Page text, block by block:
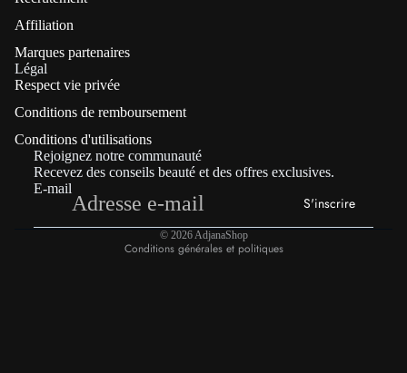
Affiliation
Marques partenaires
Légal
Respect vie privée
Conditions de remboursement
Conditions d'utilisations
Rejoignez notre communauté
Recevez des conseils beauté et des offres exclusives.
E-mail
S'inscrire
© 2026 AdjanaShop
Conditions générales et politiques
Coordonnées
Politique de remboursement
Conditions générales de vente
Mentions légales
Conditions d’utilisation